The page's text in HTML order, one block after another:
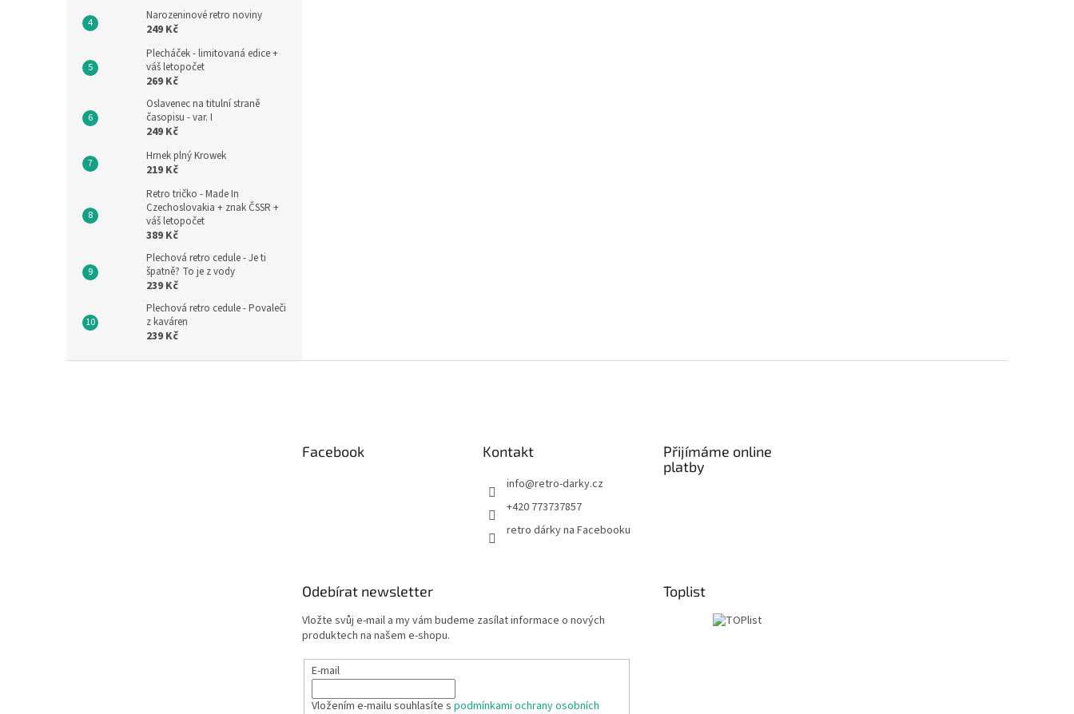
Narozeninové retro noviny
249 Kč
Plecháček - limitovaná edice +
váš letopočet
269 Kč
Oslavenec na titulní straně
časopisu - var. I
249 Kč
Hrnek plný Krowek
219 Kč
Retro tričko - Made In
Czechoslovakia + znak ČSSR +
váš letopočet
389 Kč
Plechová retro cedule - Je ti
špatně? To je z vody
239 Kč
Plechová retro cedule - Povaleči
z kaváren
239 Kč
Facebook Kontakt
info@retro-darky.cz
+420 773737857
retro dárky na Facebooku
Přijímáme online
platby
Odebírat newsletter
Vložte svůj e-mail a my vám budeme zasílat informace o nových
produktech na našem e-shopu.
E-mail
Vložením e-mailu souhlasíte s podmínkami ochrany osobních
Toplist